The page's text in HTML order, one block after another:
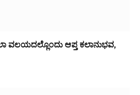
ವಲಯದಲ್ಲೊಂದು ಆಪ್ತ ಕಲಾನುಭವ,